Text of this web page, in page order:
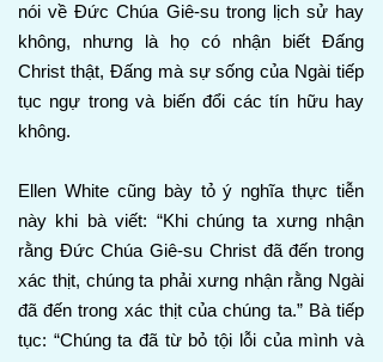
nói về Đức Chúa Giê-su trong lịch sử hay
không, nhưng là họ có nhận biết Đấng
Christ thật, Đấng mà sự sống của Ngài tiếp
tục ngự trong và biến đổi các tín hữu hay
không.
Ellen White cũng bày tỏ ý nghĩa thực tiễn
này khi bà viết: “Khi chúng ta xưng nhận
rằng Đức Chúa Giê-su Christ đã đến trong
xác thịt, chúng ta phải xưng nhận rằng Ngài
đã đến trong xác thịt của chúng ta.” Bà tiếp
tục: “Chúng ta đã từ bỏ tội lỗi của mình và